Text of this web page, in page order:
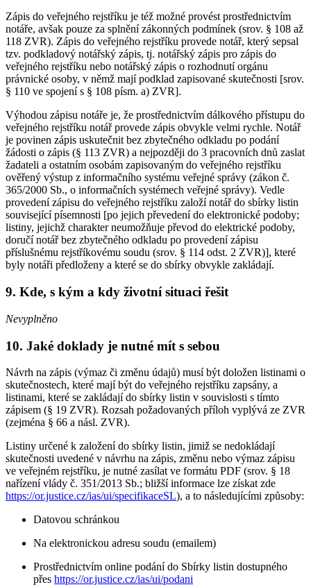
Zápis do veřejného rejstříku je též možné provést prostřednictvím
notáře, avšak pouze za splnění zákonných podmínek (srov. § 108 až
118 ZVR). Zápis do veřejného rejstříku provede notář, který sepsal
tzv. podkladový notářský zápis, tj. notářský zápis pro zápis do
veřejného rejstříku nebo notářský zápis o rozhodnutí orgánu
právnické osoby, v němž mají podklad zapisované skutečnosti [srov.
§ 110 ve spojení s § 108 písm. a) ZVR].
Výhodou zápisu notáře je, že prostřednictvím dálkového přístupu do
veřejného rejstříku notář provede zápis obvykle velmi rychle. Notář
je povinen zápis uskutečnit bez zbytečného odkladu po podání
žádosti o zápis (§ 113 ZVR) a nejpozději do 3 pracovních dnů zaslat
žadateli a ostatním osobám zapisovaným do veřejného rejstříku
ověřený výstup z informačního systému veřejné správy (zákon č.
365/2000 Sb., o informačních systémech veřejné správy). Vedle
provedení zápisu do veřejného rejstříku založí notář do sbírky listin
související písemnosti [po jejich převedení do elektronické podoby;
listiny, jejichž charakter neumožňuje převod do elektrické podoby,
doručí notář bez zbytečného odkladu po provedení zápisu
příslušnému rejstříkovému soudu (srov. § 114 odst. 2 ZVR)], které
byly notáři předloženy a které se do sbírky obvykle zakládají.
9. Kde, s kým a kdy životní situaci řešit
Nevyplněno
10. Jaké doklady je nutné mít s sebou
Návrh na zápis (výmaz či změnu údajů) musí být doložen listinami o
skutečnostech, které mají být do veřejného rejstříku zapsány, a
listinami, které se zakládají do sbírky listin v souvislosti s tímto
zápisem (§ 19 ZVR). Rozsah požadovaných příloh vyplývá ze ZVR
(zejména § 66 a násl. ZVR).
Listiny určené k založení do sbírky listin, jimiž se nedokládají
skutečnosti uvedené v návrhu na zápis, změnu nebo výmaz zápisu
ve veřejném rejstříku, je nutné zasílat ve formátu PDF (srov. § 18
nařízení vlády č. 351/2013 Sb.; bližší informace lze získat zde
https://or.justice.cz/ias/ui/specifikaceSL), a to následujícími způsoby:
Datovou schránkou
Na elektronickou adresu soudu (emailem)
Prostřednictvím online podání do Sbírky listin dostupného
přes https://or.justice.cz/ias/ui/podani